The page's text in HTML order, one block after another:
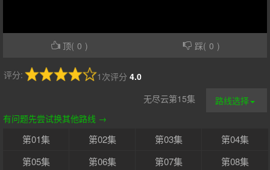
顶( 0 ) 踩( 0 )
评分: 4.0
1次评分
路线选择
无尽云第15集
有问题先尝试换其他路线 →
第01集 第02集 第03集
第04集
第05集
第06集 第07集
第08集